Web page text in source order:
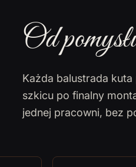
Od
Każda balustrada
szkicu po finalny
jednej pracowni, bez